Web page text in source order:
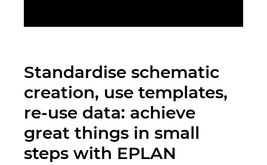
Standardise schematic
creation, use templates,
re-use data: achieve
great things in small
steps with EPLAN
Чили
Южна Африка
Южна Кореа